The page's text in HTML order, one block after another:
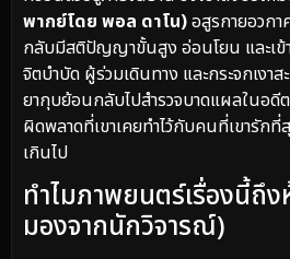
พากย์โดย พอล ดาโน)อสูรกายอวกา
กลับมีสติปัญญาขั้นสูง อ่อนโยน และเข้
จิตบำบัด ผู้ร่วมเดินทาง และกระจกเงา
ยากุบย้อนกลับไปสำรวจบาดแผลในอดี
ผิดพลาดที่เขาเคยทำไว้กับคนที่เขารัก
เกินไป
ทำไมภาพยนตร์เรื่องนี้ถึ
มองจากนักวิจารณ์)